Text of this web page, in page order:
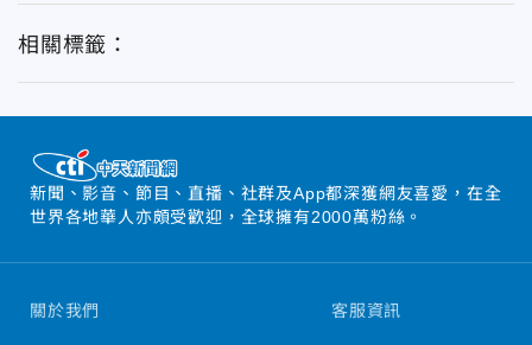
相關標籤：
新聞、影音、節目、直播、社群及App都深獲網友喜愛，在全
世界各地華人亦頗受歡迎，全球擁有2000萬粉絲。
關於我們 客服資訊